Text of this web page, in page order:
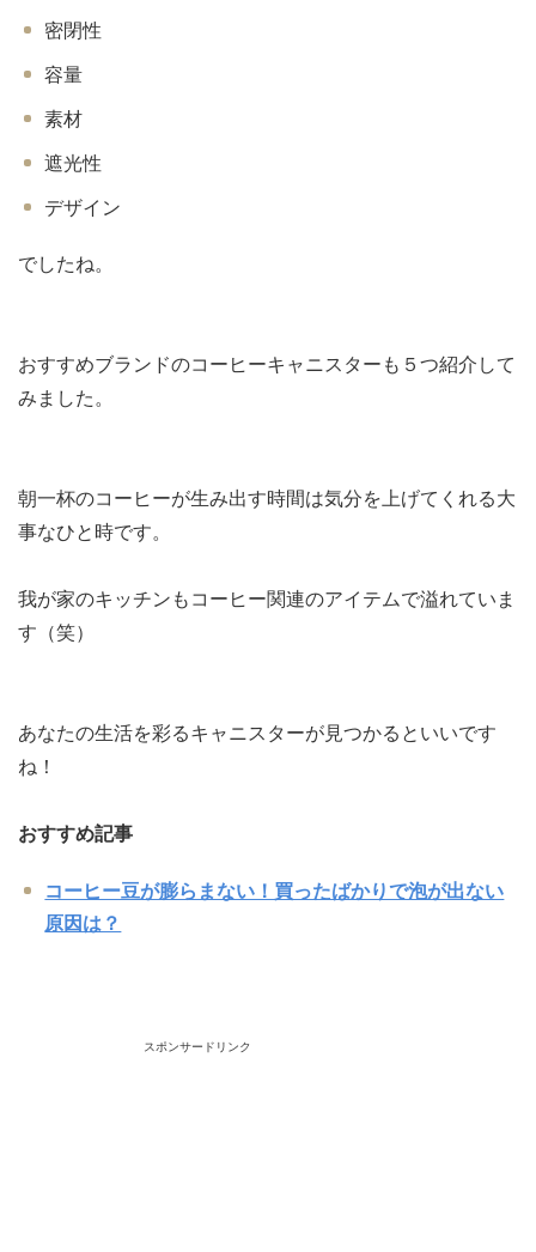
密閉性
容量
素材
遮光性
デザイン
でしたね。
おすすめブランドのコーヒーキャニスターも５つ紹介して
みました。
朝一杯のコーヒーが生み出す時間は気分を上げてくれる大
事なひと時です。
我が家のキッチンもコーヒー関連のアイテムで溢れていま
す（笑）
あなたの生活を彩るキャニスターが見つかるといいです
ね！
おすすめ記事
コーヒー豆が膨らまない！買ったばかりで泡が出ない
原因は？
スポンサードリンク